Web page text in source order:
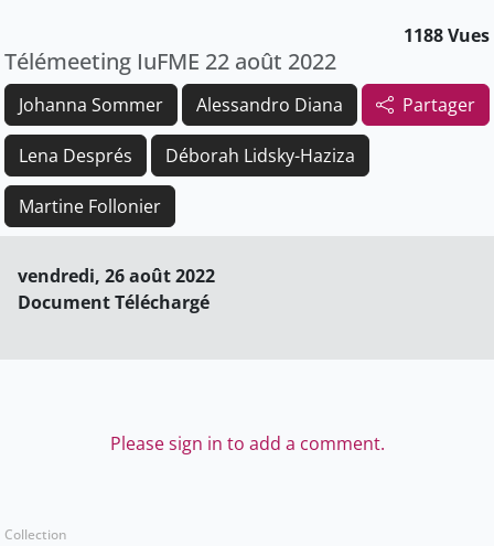
1188 Vues
Télémeeting IuFME 22 août 2022
Partager
Johanna Sommer Alessandro Diana
Lena Després Déborah Lidsky-Haziza
Martine Follonier
vendredi, 26 août 2022
Document Téléchargé
Please sign in to add a comment.
Collection